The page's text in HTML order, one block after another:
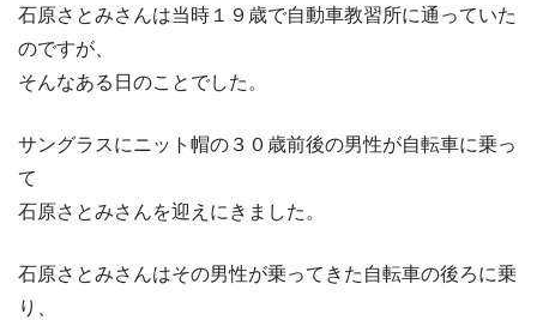
石原さとみさんは当時１９歳で自動車教習所に通っていた
のですが、
そんなある日のことでした。
サングラスにニット帽の３０歳前後の男性が自転車に乗っ
て
石原さとみさんを迎えにきました。
石原さとみさんはその男性が乗ってきた自転車の後ろに乗
り、